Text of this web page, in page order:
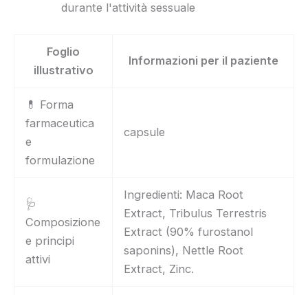
durante l'attività sessuale
Foglio
illustrativo
Informazioni per il paziente
💊 Forma
farmaceutica
e
formulazione
capsule
🩺
Composizione
e principi
attivi
Ingredienti: Maca Root
Extract, Tribulus Terrestris
Extract (90% furostanol
saponins), Nettle Root
Extract, Zinc.